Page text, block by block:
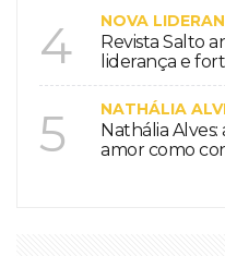
4 NOVA
Revista Salto
liderança e
5 NATHÁLIA
Nathália
amor como